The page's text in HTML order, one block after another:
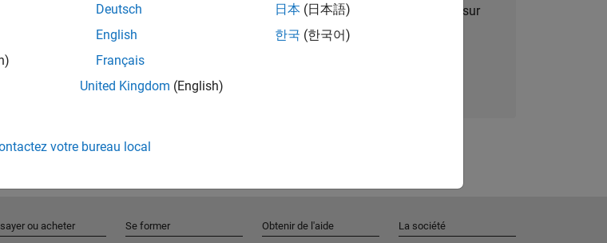
personnalisées, des articles et des actualités sur
l'entreprise.
Deutsch
English
Français
United Kingdom (English)
日本 (日本語)
한국 (한국어)
votre bureau local
ou acheter Se former Obtenir de l'aide La société